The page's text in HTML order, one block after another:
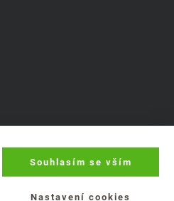
Souhlasím se vším
Nastavení cookies